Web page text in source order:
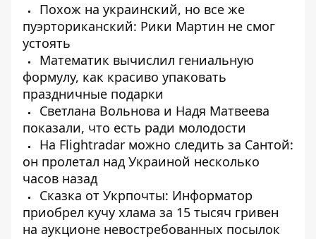
Похож на украинский, но все же
пуэрториканский: Рики Мартин не смог
устоять
Математик вычислил гениальную
формулу, как красиво упаковать
праздничные подарки
Светлана Вольнова и Надя Матвеева
показали, что есть ради молодости
На Flightradar можно следить за Сантой:
он пролетал над Украиной несколько
часов назад
Сказка от Укрпочты: Информатор
приобрел кучу хлама за 15 тысяч гривен
на аукционе невостребованных посылок